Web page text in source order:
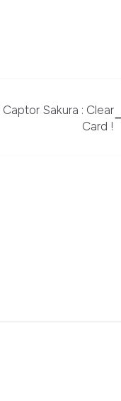
Sakura : Clear
Card !